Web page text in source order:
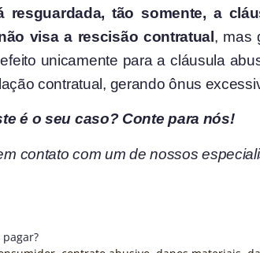
resguardada, tão somente, a
visa a rescisão contratual, mas
unicamente para a cláusula
contratual, gerando ônus
é o seu caso? Conte para nós!
contato com um de nossos